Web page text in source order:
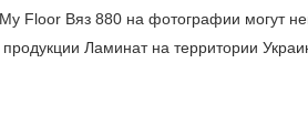
Floor Вяз 880 на фотографии могут
Ламинат на территории